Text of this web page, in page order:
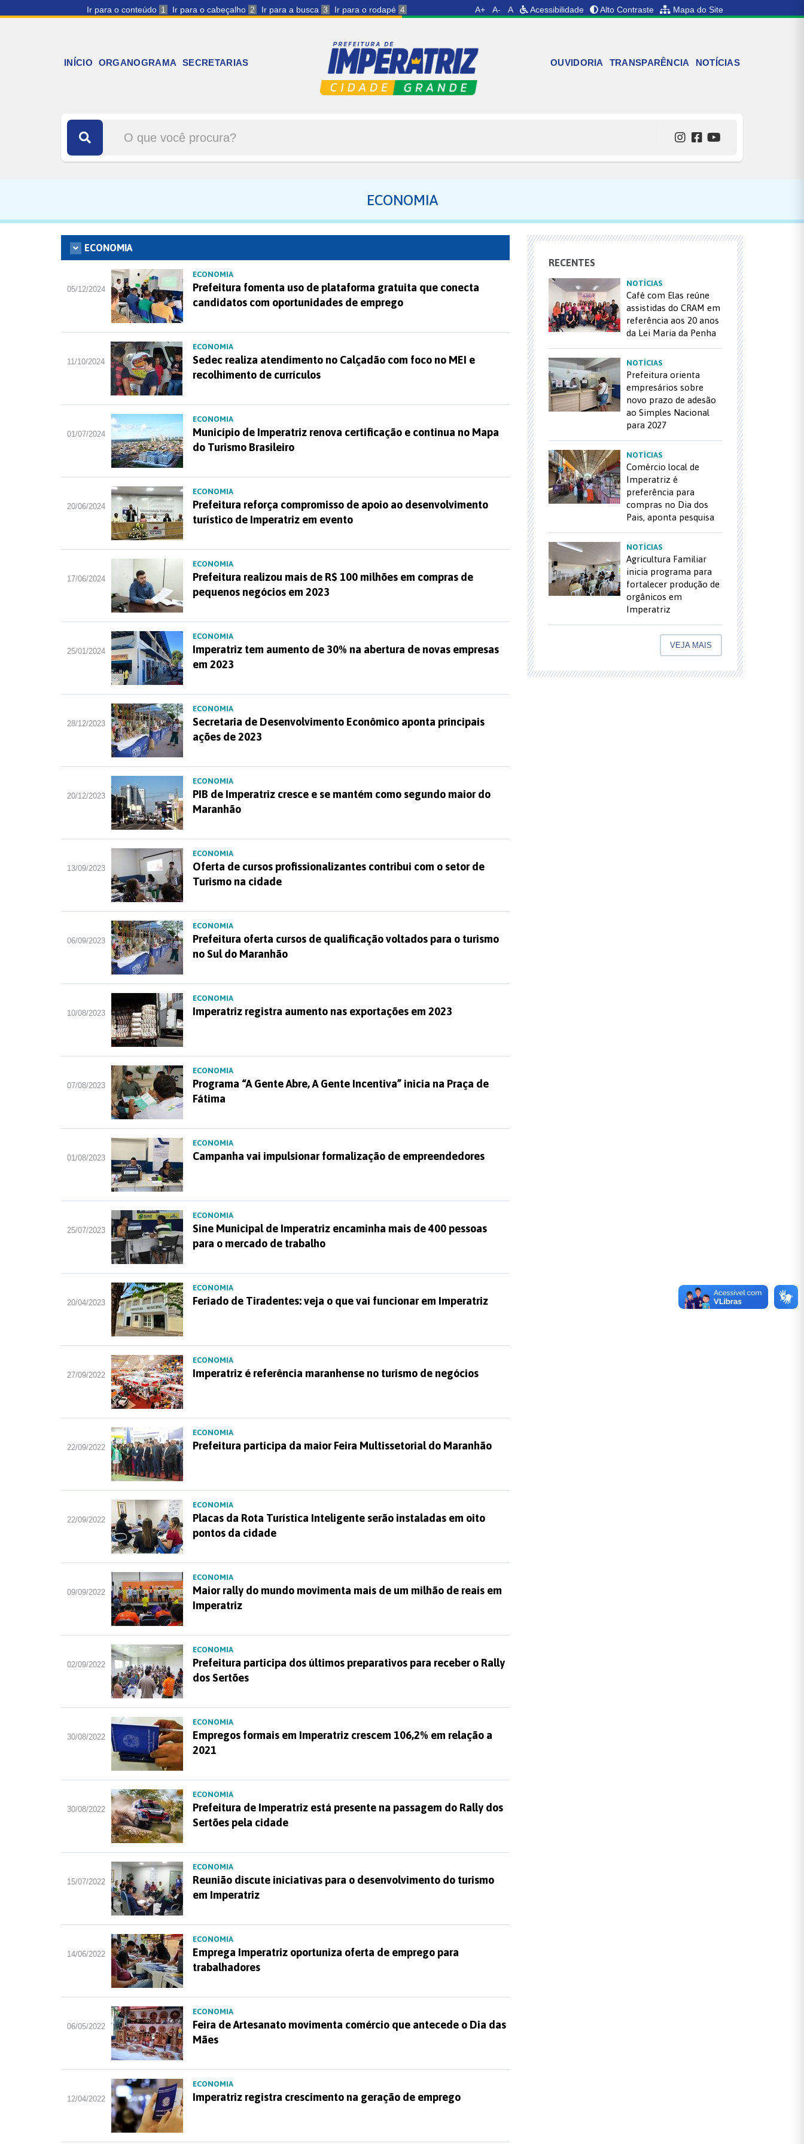
Ir para o conteúdo 1 Ir para o cabeçalho 2 Ir para a busca 3 Ir para o rodapé 4 A+ A- A Acessibilidade Alto Contraste Mapa do Site
INÍCIO ORGANOGRAMA SECRETARIAS OUVIDORIA TRANSPARÊNCIA NOTÍCIAS
ECONOMIA
ECONOMIA
05/12/2024
ECONOMIA
Prefeitura fomenta uso de plataforma gratuita que conecta
candidatos com oportunidades de emprego
11/10/2024
ECONOMIA
Sedec realiza atendimento no Calçadão com foco no MEI e
recolhimento de currículos
01/07/2024
ECONOMIA
Município de Imperatriz renova certificação e continua no Mapa
do Turismo Brasileiro
20/06/2024
ECONOMIA
Prefeitura reforça compromisso de apoio ao desenvolvimento
turístico de Imperatriz em evento
17/06/2024
ECONOMIA
Prefeitura realizou mais de R$ 100 milhões em compras de
pequenos negócios em 2023
25/01/2024
ECONOMIA
Imperatriz tem aumento de 30% na abertura de novas empresas
em 2023
28/12/2023
ECONOMIA
Secretaria de Desenvolvimento Econômico aponta principais
ações de 2023
20/12/2023
ECONOMIA
PIB de Imperatriz cresce e se mantém como segundo maior do
Maranhão
13/09/2023
ECONOMIA
Oferta de cursos profissionalizantes contribui com o setor de
Turismo na cidade
06/09/2023
ECONOMIA
Prefeitura oferta cursos de qualificação voltados para o turismo
no Sul do Maranhão
10/08/2023
ECONOMIA
Imperatriz registra aumento nas exportações em 2023
07/08/2023
ECONOMIA
Programa “A Gente Abre, A Gente Incentiva” inicia na Praça de
Fátima
01/08/2023
ECONOMIA
Campanha vai impulsionar formalização de empreendedores
25/07/2023
ECONOMIA
Sine Municipal de Imperatriz encaminha mais de 400 pessoas
para o mercado de trabalho
20/04/2023
ECONOMIA
Feriado de Tiradentes: veja o que vai funcionar em Imperatriz
27/09/2022
ECONOMIA
Imperatriz é referência maranhense no turismo de negócios
22/09/2022
ECONOMIA
Prefeitura participa da maior Feira Multissetorial do Maranhão
22/09/2022
ECONOMIA
Placas da Rota Turística Inteligente serão instaladas em oito
pontos da cidade
09/09/2022
ECONOMIA
Maior rally do mundo movimenta mais de um milhão de reais em
Imperatriz
02/09/2022
ECONOMIA
Prefeitura participa dos últimos preparativos para receber o Rally
dos Sertões
30/08/2022
ECONOMIA
Empregos formais em Imperatriz crescem 106,2% em relação a
2021
30/08/2022
ECONOMIA
Prefeitura de Imperatriz está presente na passagem do Rally dos
Sertões pela cidade
15/07/2022
ECONOMIA
Reunião discute iniciativas para o desenvolvimento do turismo
em Imperatriz
14/06/2022
ECONOMIA
Emprega Imperatriz oportuniza oferta de emprego para
trabalhadores
06/05/2022
ECONOMIA
Feira de Artesanato movimenta comércio que antecede o Dia das
Mães
12/04/2022
ECONOMIA
Imperatriz registra crescimento na geração de emprego
RECENTES
NOTÍCIAS
Café com Elas reúne
assistidas do CRAM em
referência aos 20 anos
da Lei Maria da Penha
NOTÍCIAS
Prefeitura orienta
empresários sobre
novo prazo de adesão
ao Simples Nacional
para 2027
NOTÍCIAS
Comércio local de
Imperatriz é
preferência para
compras no Dia dos
Pais, aponta pesquisa
NOTÍCIAS
Agricultura Familiar
inicia programa para
fortalecer produção de
orgânicos em
Imperatriz
VEJA MAIS